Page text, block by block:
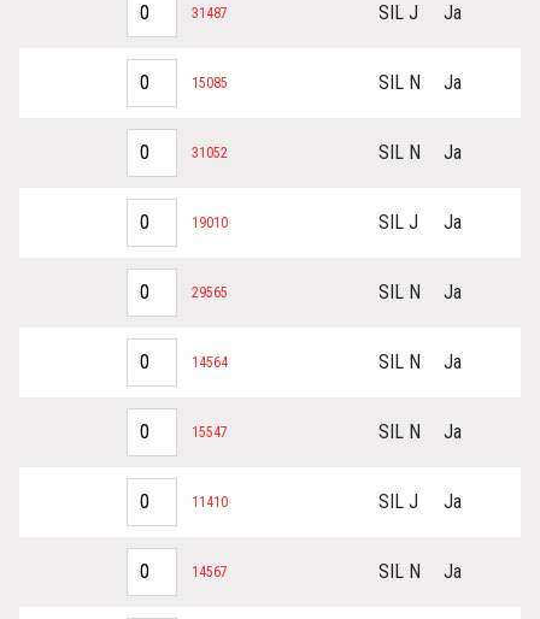
31487 SIL J Ja
15085 SIL N Ja
31052 SIL N Ja
19010 SIL J Ja
29565 SIL N Ja
14564 SIL N Ja
15547 SIL N Ja
11410 SIL J Ja
14567 SIL N Ja